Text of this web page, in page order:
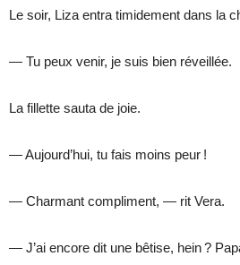
Le soir, Liza entra timidement dans la
— Tu peux venir, je suis bien réveillée.
La fillette sauta de joie.
— Aujourd’hui, tu fais moins peur !
— Charmant compliment, — rit Vera.
— J’ai encore dit une bêtise, hein ?